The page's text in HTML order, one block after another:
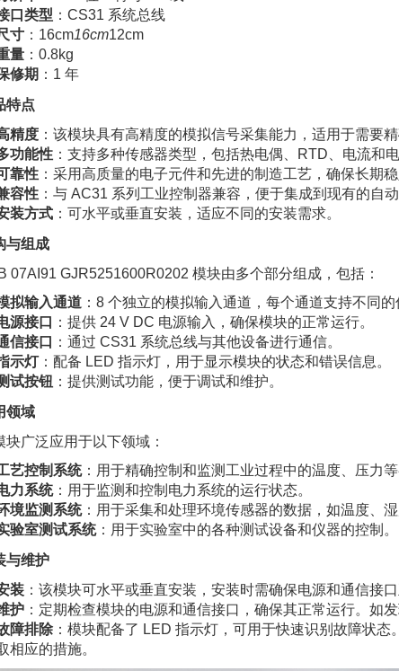
口类型 ：CS31 系统总线
寸 ：16cm16cm12cm
量 ：0.8kg
修期 ：1 年
特点
精度 ：该模块具有高精度的模拟信号采集能力，适用于需要
功能性 ：支持多种传感器类型，包括热电偶、RTD、电流和
靠性 ：采用高质量的电子元件和先进的制造工艺，确保长期稳
容性 ：与 AC31 系列工业控制器兼容，便于集成到现有的自动
装方式 ：可水平或垂直安装，适应不同的安装需求。
与组成
07AI91 GJR5251600R0202 模块由多个部分组成，包括：
拟输入通道 ：8 个独立的模拟输入通道，每个通道支持不同的
源接口
：提供 24 V DC 电源输入，确保模块的正常运行。
信接口
：通过 CS31 系统总线与其他设备进行通信。
示灯：配备 LED 指示灯，用于显示模块的状态和错误信息。
试按钮 ：提供测试功能，便于调试和维护。
领域
块广泛应用于以下领域：
艺控制系统：用于精确控制和监测工业过程中的温度、压力等
力系统：用于监测和控制电力系统的运行状态。
境监测系统：用于采集和处理环境传感器的数据，如温度、湿
验室测试系统：用于实验室中的各种测试设备和仪器的控制。
与维护
装 ：该模块可水平或垂直安装，安装时需确保电源和通信接
护 ：定期检查模块的电源和通信接口，确保其正常运行。如
障排除：模块配备了 LED 指示灯，可用于快速识别故障状
相应的措施。